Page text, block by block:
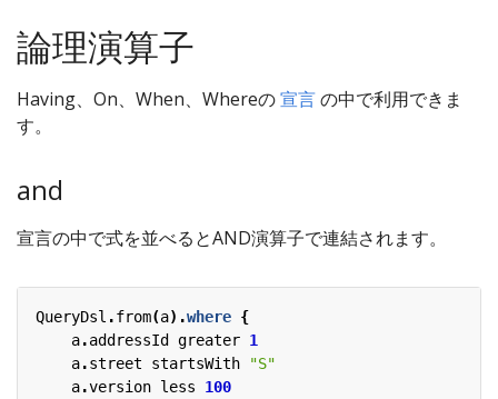
論理演算子
Having、On、When、Whereの宣言の中で利用できま
す。
and
宣言の中で式を並べるとAND演算子で連結されます。
QueryDsl .from(a).where {
a.addressId greater 1
a.street startsWith
"S"
a.version less
100